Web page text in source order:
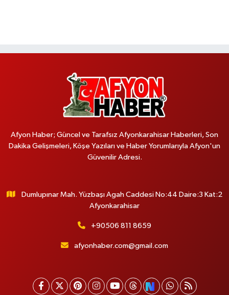
Afyon Haber; Güncel ve Tarafsız Afyonkarahisar Haberleri, Son
Dakika Gelişmeleri, Köşe Yazıları ve Haber Yorumlarıyla Afyon'un
Güvenilir Adresi.
Dumlupınar Mah. Yüzbaşı Agah Caddesi No:44 Daire:3 Kat:2
Afyonkarahisar
+90506 811 8659
afyonhaber.com@gmail.com